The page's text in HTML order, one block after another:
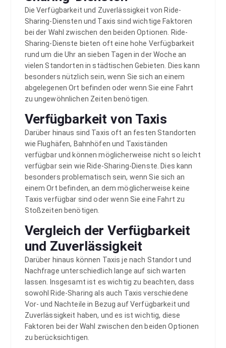
Die Verfügbarkeit und Zuverlässigkeit von Ride-
Sharing-Diensten und Taxis sind wichtige Faktoren
bei der Wahl zwischen den beiden Optionen. Ride-
Sharing-Dienste bieten oft eine hohe Verfügbarkeit
rund um die Uhr an sieben Tagen in der Woche an
vielen Standorten in städtischen Gebieten. Dies kann
besonders nützlich sein, wenn Sie sich an einem
abgelegenen Ort befinden oder wenn Sie eine Fahrt
zu ungewöhnlichen Zeiten benötigen.
Verfügbarkeit von Taxis
Darüber hinaus sind Taxis oft an festen Standorten
wie Flughäfen, Bahnhöfen und Taxiständen
verfügbar und können möglicherweise nicht so leicht
verfügbar sein wie Ride-Sharing-Dienste. Dies kann
besonders problematisch sein, wenn Sie sich an
einem Ort befinden, an dem möglicherweise keine
Taxis verfügbar sind oder wenn Sie eine Fahrt zu
Stoßzeiten benötigen.
Vergleich der Verfügbarkeit
und Zuverlässigkeit
Darüber hinaus können Taxis je nach Standort und
Nachfrage unterschiedlich lange auf sich warten
lassen. Insgesamt ist es wichtig zu beachten, dass
sowohl Ride-Sharing als auch Taxis verschiedene
Vor- und Nachteile in Bezug auf Verfügbarkeit und
Zuverlässigkeit haben, und es ist wichtig, diese
Faktoren bei der Wahl zwischen den beiden Optionen
zu berücksichtigen.